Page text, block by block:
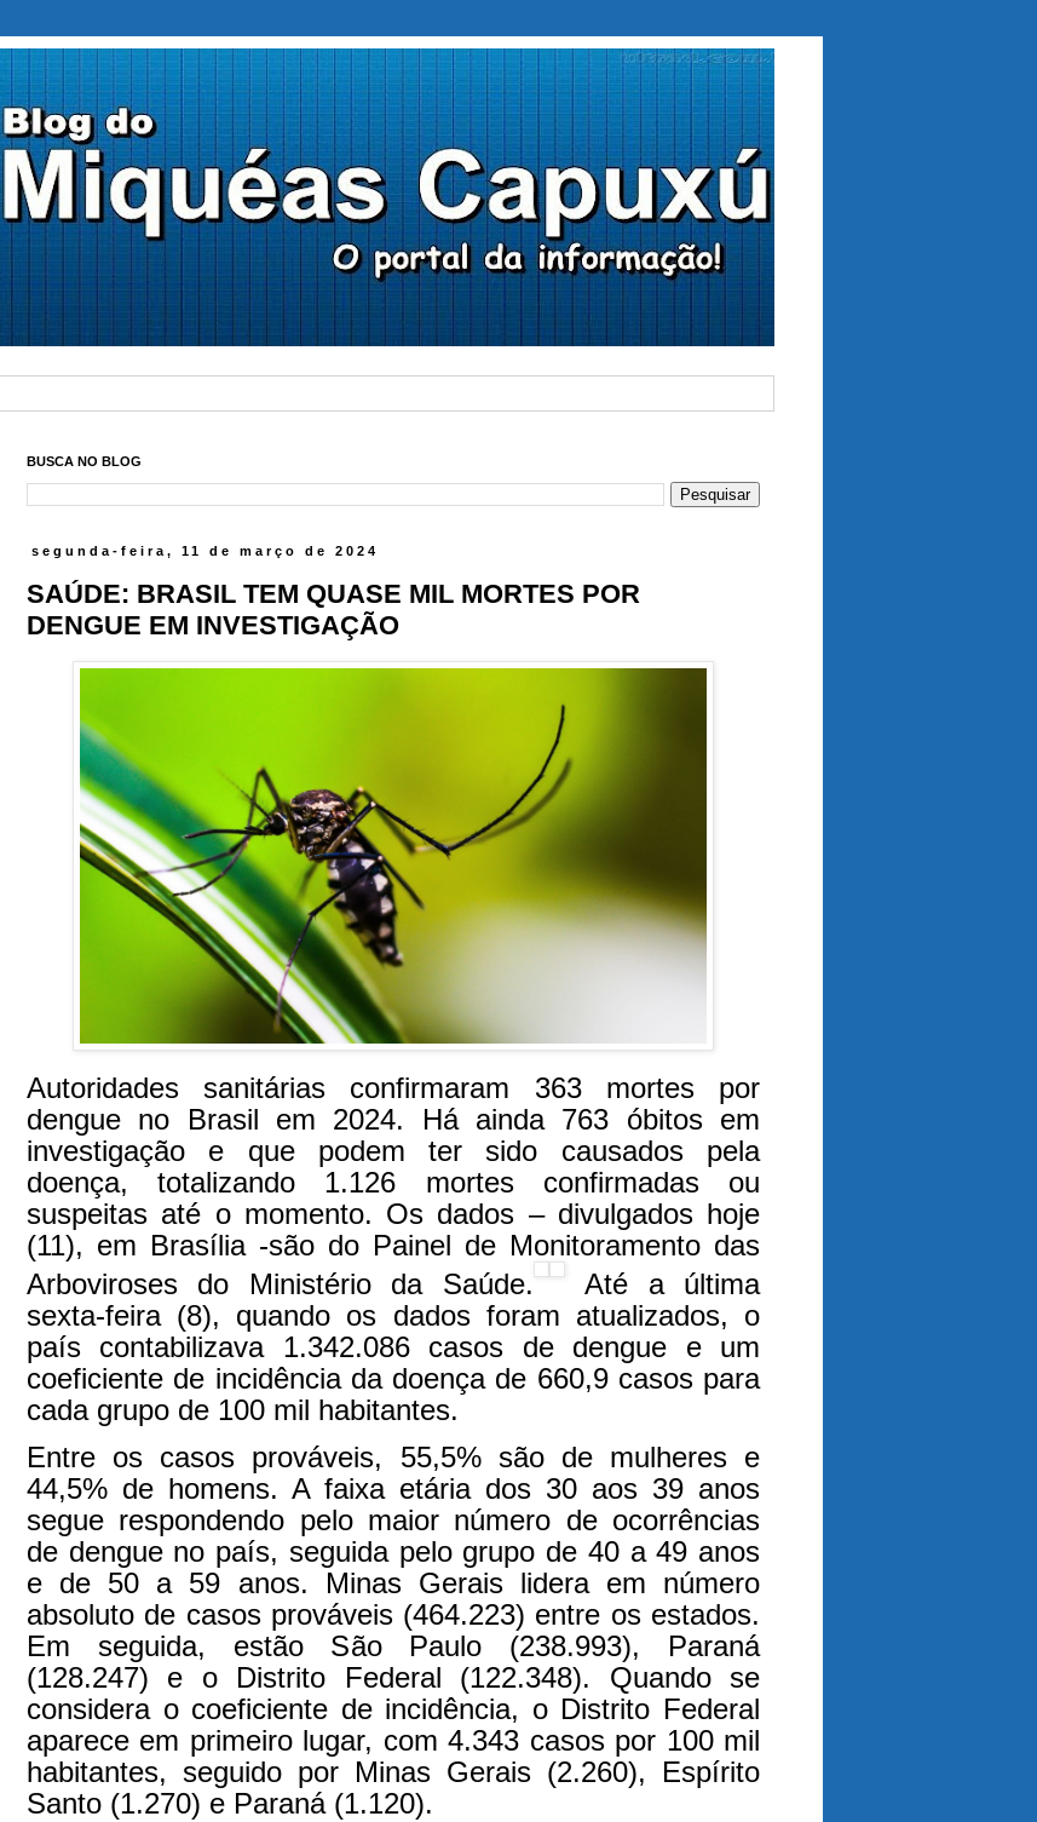
BUSCA NO BLOG
segunda-feira, 11 de março de 2024
SAÚDE: BRASIL TEM QUASE MIL MORTES POR
DENGUE EM INVESTIGAÇÃO
Autoridades sanitárias confirmaram 363 mortes por
dengue no Brasil em 2024. Há ainda 763 óbitos em
investigação e que podem ter sido causados pela
doença, totalizando 1.126 mortes confirmadas ou
suspeitas até o momento. Os dados – divulgados hoje
(11), em Brasília -são do Painel de Monitoramento das
Arboviroses do Ministério da Saúde.
Até a última
sexta-feira (8), quando os dados foram atualizados, o
país contabilizava 1.342.086 casos de dengue e um
coeficiente de incidência da doença de 660,9 casos para
cada grupo de 100 mil habitantes.
Entre os casos prováveis, 55,5% são de mulheres e
44,5% de homens. A faixa etária dos 30 aos 39 anos
segue respondendo pelo maior número de ocorrências
de dengue no país, seguida pelo grupo de 40 a 49 anos
e de 50 a 59 anos. Minas Gerais lidera em número
absoluto de casos prováveis (464.223) entre os estados.
Em seguida, estão São Paulo (238.993), Paraná
(128.247) e o Distrito Federal (122.348). Quando se
considera o coeficiente de incidência, o Distrito Federal
aparece em primeiro lugar, com 4.343 casos por 100 mil
habitantes, seguido por Minas Gerais (2.260), Espírito
Santo (1.270) e Paraná (1.120).